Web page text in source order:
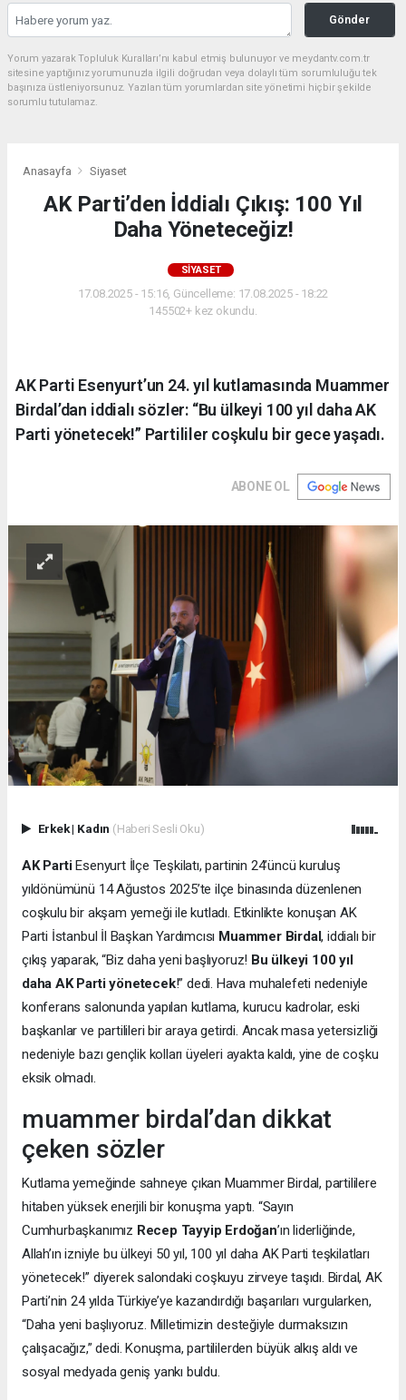
Gönder
Yorum yazarak Topluluk Kuralları’nı kabul etmiş bulunuyor ve meydantv.com.tr
sitesine yaptığınız yorumunuzla ilgili doğrudan veya dolaylı tüm sorumluluğu tek
başınıza üstleniyorsunuz. Yazılan tüm yorumlardan site yönetimi hiçbir şekilde
sorumlu tutulamaz.
Anasayfa Siyaset
AK Parti’den İddialı Çıkış: 100 Yıl
Daha Yöneteceğiz!
SIYASET
17.08.2025 - 15:16, Güncelleme: 17.08.2025 - 18:22
145502+ kez okundu.
AK Parti Esenyurt’un 24. yıl kutlamasında Muammer
Birdal’dan iddialı sözler: “Bu ülkeyi 100 yıl daha AK
Parti yönetecek!” Partililer coşkulu bir gece yaşadı.
ABONE OL
Erkek| Kadın (Haberi Sesli Oku)
AK PartiEsenyurt İlçe Teşkilatı, partinin 24’üncü kuruluş
yıldönümünü 14 Ağustos 2025’te ilçe binasında düzenlenen
coşkulu bir akşam yemeği ile kutladı. Etkinlikte konuşan AK
Parti İstanbul İl Başkan Yardımcısı Muammer Birdal, iddialı bir
çıkış yaparak, “Biz daha yeni başlıyoruz! Bu ülkeyi 100 yıl
daha AK Parti yönetecek!” dedi. Hava muhalefeti nedeniyle
konferans salonunda yapılan kutlama, kurucu kadrolar, eski
başkanlar ve partilileri bir araya getirdi. Ancak masa yetersizliği
nedeniyle bazı gençlik kolları üyeleri ayakta kaldı, yine de coşku
eksik olmadı.
muammer birdal’dan dikkat
çeken sözler
Kutlama yemeğinde sahneye çıkan Muammer Birdal, partililere
hitaben yüksek enerjili bir konuşma yaptı. “Sayın
Cumhurbaşkanımız Recep Tayyip Erdoğan’ın liderliğinde,
Allah’ın izniyle bu ülkeyi 50 yıl, 100 yıl daha AK Parti teşkilatları
yönetecek!” diyerek salondaki coşkuyu zirveye taşıdı. Birdal, AK
Parti’nin 24 yılda Türkiye’ye kazandırdığı başarıları vurgularken,
“Daha yeni başlıyoruz. Milletimizin desteğiyle durmaksızın
çalışacağız,” dedi. Konuşma, partililerden büyük alkış aldı ve
sosyal medyada geniş yankı buldu.